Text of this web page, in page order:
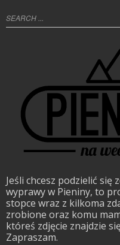
Jeśli chcesz podzielić się
wyprawy w Pieniny, to
stopce wraz z kilkoma
zrobione oraz komu
któreś zdjęcie znajdzie
Zapraszam.